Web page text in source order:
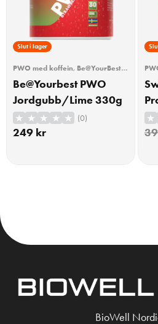
Slut i lager
PWO med koffein, Be@YourBest,
Pre-workout (PWO) ,Träning
Be@Yourbest PWO
Jordgubb/Lime 330g
(0)
249 kr
BioWell